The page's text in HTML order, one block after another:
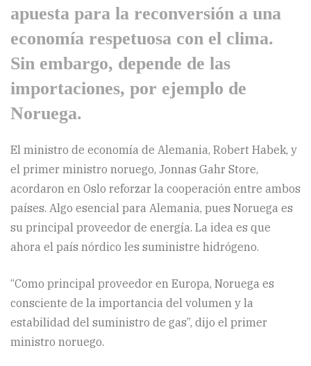
apuesta para la reconversión a una
economía respetuosa con el clima.
Sin embargo, depende de las
importaciones, por ejemplo de
Noruega.
El ministro de economía de Alemania, Robert Habek, y
el primer ministro noruego, Jonnas Gahr Store,
acordaron en Oslo reforzar la cooperación entre ambos
países. Algo esencial para Alemania, pues Noruega es
su principal proveedor de energía. La idea es que
ahora el país nórdico les suministre hidrógeno.
“Como principal proveedor en Europa, Noruega es
consciente de la importancia del volumen y la
estabilidad del suministro de gas”, dijo el primer
ministro noruego.